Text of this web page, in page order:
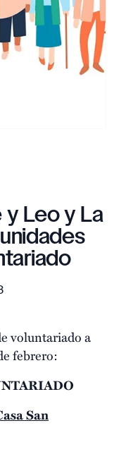
y Leo y La
voluntariado a
febrero:
San